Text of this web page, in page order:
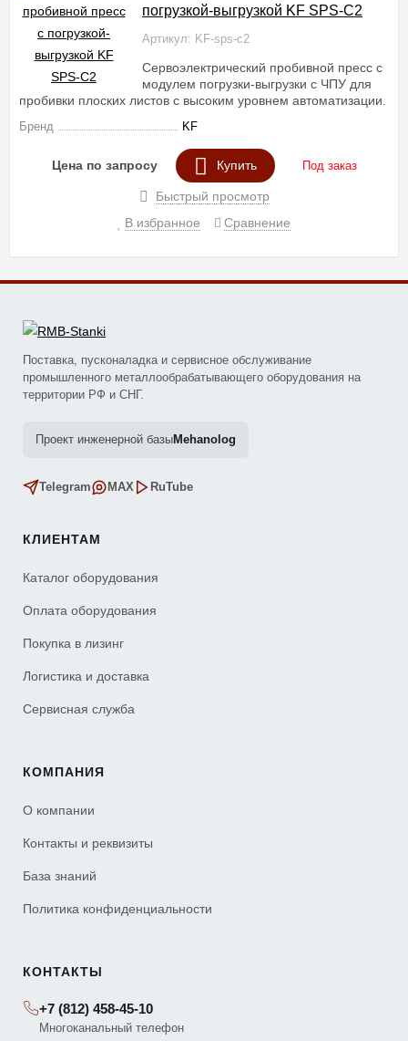
погрузкой-выгрузкой KF SPS-C2
Артикул: KF-sps-c2
Сервоэлектрический пробивной пресс с
модулем погрузки-выгрузки с ЧПУ для
пробивки плоских листов с высоким уровнем автоматизации.
Бренд KF
Цена по запросу Купить Под заказ
Быстрый просмотр
В избранное
Сравнение
Поставка, пусконаладка и сервисное обслуживание
промышленного металлообрабатывающего оборудования на
территории РФ и СНГ.
Проект инженерной базыMehanolog
Telegram MAX RuTube
КЛИЕНТАМ
Каталог оборудования
Оплата оборудования
Покупка в лизинг
Логистика и доставка
Сервисная служба
КОМПАНИЯ
О компании
Контакты и реквизиты
База знаний
Политика конфиденциальности
КОНТАКТЫ
+7 (812) 458-45-10
Многоканальный телефон